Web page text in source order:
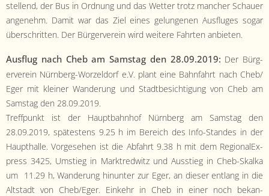
stel­lend, der Bus in Ord­nung und das Wet­ter trotz manch­er Schauer
angenehm. Damit war das Ziel eines gelun­genen Aus­fluges sog­ar
über­schrit­ten. Der Bürg­ervere­in wird weit­ere Fahrten anbieten.
Aus­flug nach Cheb am Sam­stag den 28.09.2019: Der Bürg­
ervere­in Nürn­berg-Worzel­dorf e.V. plant eine Bah­n­fahrt nach Cheb/
Eger mit klein­er Wan­derung und Stadtbesich­ti­gung von Cheb am
Sam­stag den 28.09.2019.
Tre­ff­punkt ist der Haupt­bahn­hof Nürn­berg am Sam­stag den
28.09.2019, spätestens 9.25 h im Bere­ich des Info-Standes in der
Haupthalle. Vorge­se­hen ist die Abfahrt 9.38 h mit dem Regional­Ex­
press 3425, Umstieg in Mark­tred­witz und Ausstieg in Cheb-Skalka
um 11.29 h, Wan­derung hin­unter zur Eger, an dieser ent­lang in die
Alt­stadt von Cheb/Eger. Einkehr in Cheb in ein­er noch bekan­